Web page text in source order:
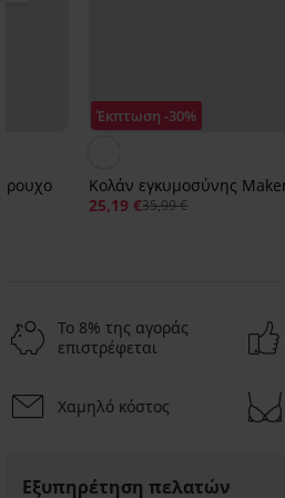
Έκπτωση -30%
Κολάν εγκυμοσύνης
25,19 €35,99 €
Ξεπούλημα
-30%
Το 8% της αγοράς
επιστρέφεται
Χαμηλό κόστος
Εξυπηρέτηση πελατών